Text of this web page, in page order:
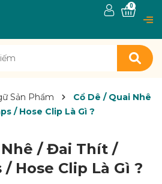
0
Sản Phẩm
Cổ Dê / Quai Nhê
/ Hose Clip Là Gì ?
Nhê / Đai Thít /
/ Hose Clip Là Gì ?